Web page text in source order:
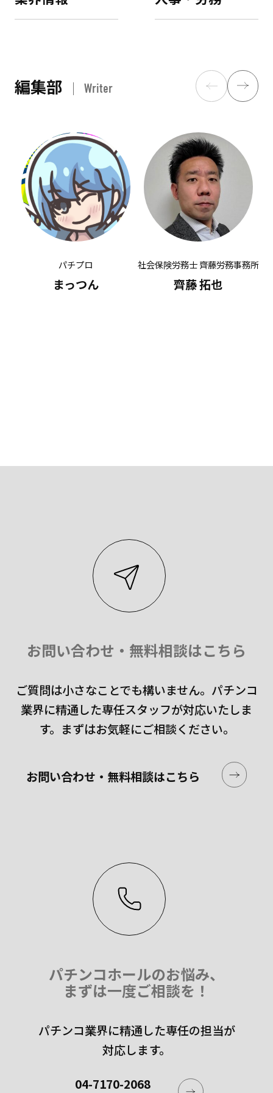
編集部 Writer
パチプロ
まっつん
社会保険労務士 齊藤労務事務所
齊藤 拓也
お問い合わせ・無料相談はこちら
ご質問は小さなことでも構いません。 パチンコ
業界に精通した専任スタッフが対応いたしま
す。 まずはお気軽にご相談ください。
お問い合わせ・無料相談はこちら
パチンコホールのお悩み、
まずは一度ご相談を！
パチンコ業界に精通した専任の担当が
対応します。
04-7170-2068